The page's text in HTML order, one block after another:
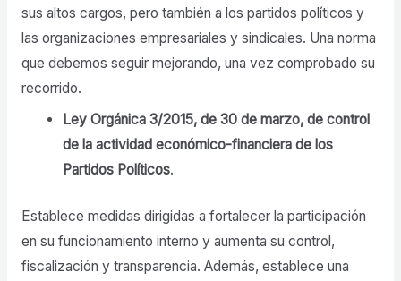
sus altos cargos, pero también a los partidos políticos y
las organizaciones empresariales y sindicales. Una norma
que debemos seguir mejorando, una vez comprobado su
recorrido.
Ley Orgánica 3/2015, de 30 de marzo, de control
de la actividad económico-financiera de los
Partidos Políticos.
Establece medidas dirigidas a fortalecer la participación
en su funcionamiento interno y aumenta su control,
fiscalización y transparencia. Además, establece una